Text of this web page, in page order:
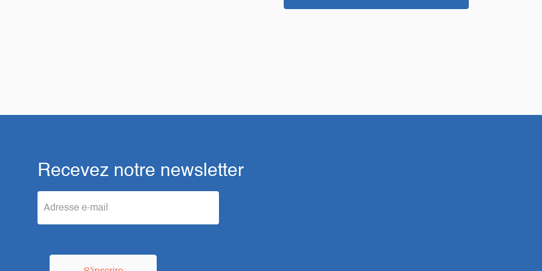
Recevez notre newsletter
e